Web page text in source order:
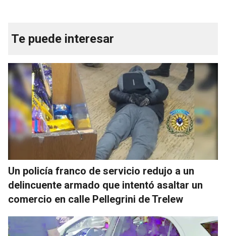
Te puede interesar
Un policía franco de servicio redujo a un
delincuente armado que intentó asaltar un
comercio en calle Pellegrini de Trelew